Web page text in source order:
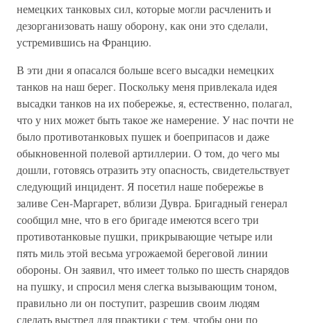
немецких танковых сил, которые могли расчленить и
дезорганизовать нашу оборону, как они это сделали,
устремившись на Францию.
В эти дни я опасался больше всего высадки немецких
танков на наш берег. Поскольку меня привлекала идея
высадки танков на их побережье, я, естественно, полагал,
что у них может быть такое же намерение. У нас почти не
было противотанковых пушек и боеприпасов и даже
обыкновенной полевой артиллерии. О том, до чего мы
дошли, готовясь отразить эту опасность, свидетельствует
следующий инцидент. Я посетил наше побережье в
заливе Сен-Маргарет, вблизи Дувра. Бригадный генерал
сообщил мне, что в его бригаде имеются всего три
противотанковые пушки, прикрывающие четыре или
пять миль этой весьма угрожаемой береговой линии
обороны. Он заявил, что имеет только по шесть снарядов
на пушку, и спросил меня слегка вызывающим тоном,
правильно ли он поступит, разрешив своим людям
сделать выстрел для практики с тем, чтобы они по